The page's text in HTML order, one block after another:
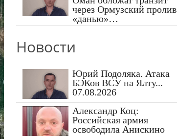
через Ормузский пролив
«данью»…
Новости
Юрий Подоляка. Атака
БЭКов ВСУ на Ялту...
07.08.2026
Александр Коц:
Российская армия
освободила Анискино